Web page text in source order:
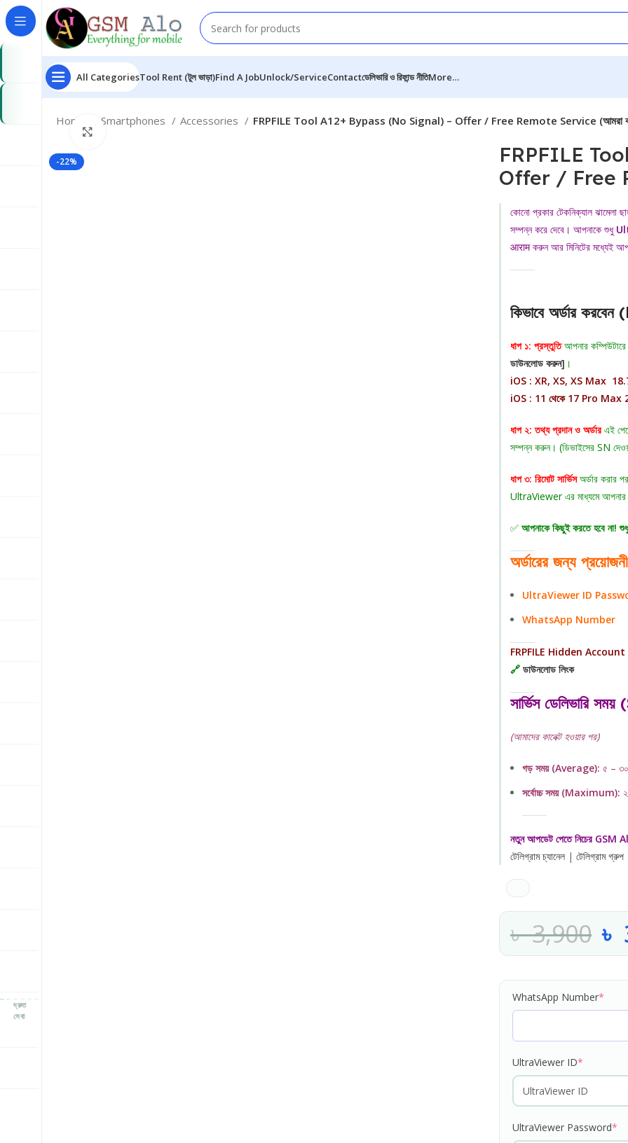
All CategoriesTool Rent (টুল ভাড়া)Find A JobUnlock/ServiceContactডেলিভারি ও রিফান্ড নীতিMore…
Home Smartphones Accessories FRPFILE Tool A12+ Bypass (No Signal) – Offer / Free Remote Service (আমরা
-22%
Click to enlarge
FRPFILE
Offer / Free
কোনো প্রকার টেকনিক্যাল ঝামেলা
সম্পন্ন করে দেবে। আপনাকে শুধু
आराम করুন আর মিনিটের মধ্যেই
কিভাবে অর্ডার
ধাপ ১: প্রস্তুতি আপনার কম্পিউটারে
ডাউনলোড করুন] ।
iOS : XR, XS, XS Max
iOS : 11 থেকে 17 Pro
ধাপ ২: তথ্য প্রদান ও অর্ডার এই
সম্পন্ন করুন। (ডিভাইসের SN
ধাপ ৩: রিমোট সার্ভিস অর্ডার করার
UltraViewer এর মাধ্যমে আপনার
✅ আপনাকে কিছুই করতে হবে না!
অর্ডারের জন্য
UltraViewer ID
WhatsApp Number
FRPFILE Hidden
🔗 ডাউনলোড লিংক
সার্ভিস
(আমাদের কানেক্ট হওয়ার পর)
গড় সময় (Average): ৫ – ৩০
সর্বোচ্চ সময় (Maximum):
নতুন আপডেট পেতে নিচের GSM
টেলিগ্রাম চ্যানেল | টেলিগ্রাম গ্রুপ
৳3,900 ৳
WhatsApp Number*
UltraViewer ID*
UltraViewer Password*